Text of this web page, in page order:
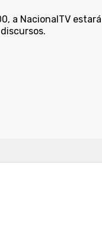
a NacionalTVestará